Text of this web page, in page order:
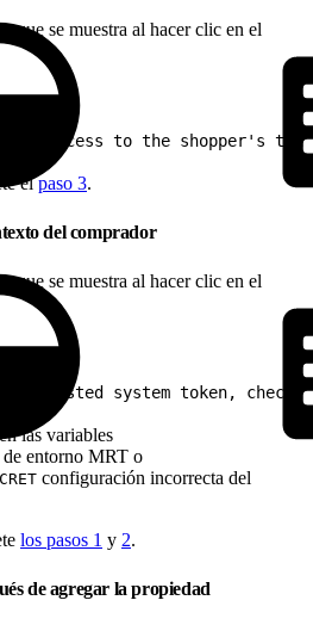
que se muestra al hacer clic en el
access to the shopper's
elpaso 3.
del comprador
que se muestra al hacer clic en el
trusted system token, check
las variables
de entorno MRT o
configuración incorrecta del
los pasos 1 y 2.
de agregar la propiedad